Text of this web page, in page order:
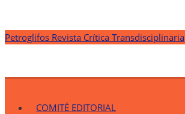
Saltar
Petroglifos Revista Crítica Transdisciplinaria
COMITÉ EDITORIAL